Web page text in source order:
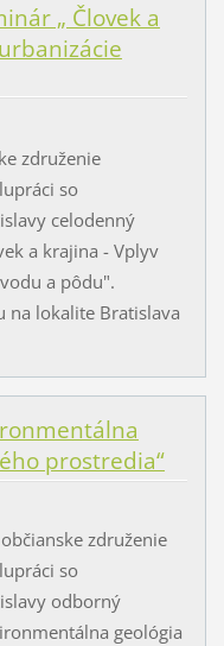
„ Človek a
združenie
so
celodenný
a krajina - Vplyv
a pôdu".
na lokalite Bratislava
prostredia“
združenie
so
odborný
geológia